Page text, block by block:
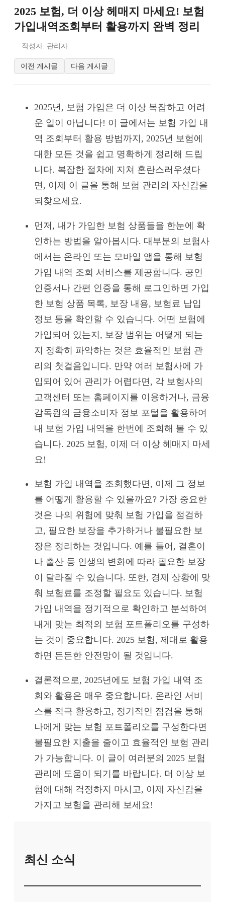
2025 보험, 더 이상 헤매지 마세요! 보험
가입내역조회부터 활용까지 완벽 정리
작성자: 관리자
이전 게시글 다음 게시글
2025년, 보험 가입은 더 이상 복잡하고 어려
운 일이 아닙니다! 이 글에서는 보험 가입 내
역 조회부터 활용 방법까지, 2025년 보험에
대한 모든 것을 쉽고 명확하게 정리해 드립
니다. 복잡한 절차에 지쳐 혼란스러우셨다
면, 이제 이 글을 통해 보험 관리의 자신감을
되찾으세요.
먼저, 내가 가입한 보험 상품들을 한눈에 확
인하는 방법을 알아봅시다. 대부분의 보험사
에서는 온라인 또는 모바일 앱을 통해 보험
가입 내역 조회 서비스를 제공합니다. 공인
인증서나 간편 인증을 통해 로그인하면 가입
한 보험 상품 목록, 보장 내용, 보험료 납입
정보 등을 확인할 수 있습니다. 어떤 보험에
가입되어 있는지, 보장 범위는 어떻게 되는
지 정확히 파악하는 것은 효율적인 보험 관
리의 첫걸음입니다. 만약 여러 보험사에 가
입되어 있어 관리가 어렵다면, 각 보험사의
고객센터 또는 홈페이지를 이용하거나, 금융
감독원의 금융소비자 정보 포털을 활용하여
내 보험 가입 내역을 한번에 조회해 볼 수 있
습니다. 2025 보험, 이제 더 이상 헤매지 마세
요!
보험 가입 내역을 조회했다면, 이제 그 정보
를 어떻게 활용할 수 있을까요? 가장 중요한
것은 나의 위험에 맞춰 보험 가입을 점검하
고, 필요한 보장을 추가하거나 불필요한 보
장은 정리하는 것입니다. 예를 들어, 결혼이
나 출산 등 인생의 변화에 따라 필요한 보장
이 달라질 수 있습니다. 또한, 경제 상황에 맞
춰 보험료를 조정할 필요도 있습니다. 보험
가입 내역을 정기적으로 확인하고 분석하여
내게 맞는 최적의 보험 포트폴리오를 구성하
는 것이 중요합니다. 2025 보험, 제대로 활용
하면 든든한 안전망이 될 것입니다.
결론적으로, 2025년에도 보험 가입 내역 조
회와 활용은 매우 중요합니다. 온라인 서비
스를 적극 활용하고, 정기적인 점검을 통해
나에게 맞는 보험 포트폴리오를 구성한다면
불필요한 지출을 줄이고 효율적인 보험 관리
가 가능합니다. 이 글이 여러분의 2025 보험
관리에 도움이 되기를 바랍니다. 더 이상 보
험에 대해 걱정하지 마시고, 이제 자신감을
가지고 보험을 관리해 보세요!
최신 소식